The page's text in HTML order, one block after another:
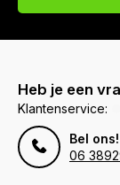
Heb je een
Klantenservice:
Bel ons!
06